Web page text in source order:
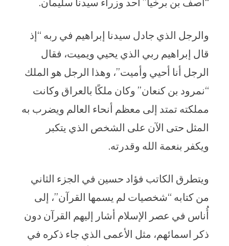
“آصف بن برخيا” أحد وزراء سيدنا سليمان.
والرجل الذي جادل سيدنا إبراهيم في ربه “إذ
قال إبراهيم ربي الذي يحيي ويميت، فقال
الرجل أنا أحيي وأميت”، وهذا الرجل هو الملك
“نمرود بن كنعان” وكان ملكًا بالعراق وكانت
مملكته تمتد إلى معظم أنحاء العالم ويضرب به
المثل حتى الآن على الشخص الذي يتكبر
ويكفر بنعمة الله وقدرته.
ويتطرق الكاتب فؤاد حسين في الجزء الثاني
من كتابه “شخصيات لم يسمها القرآن”، إلى
أُناس في عصر الإسلام أشار إليهم القرآن دون
ذكر اسمائهم، مثل الأعمى الذي جاء ذكره في